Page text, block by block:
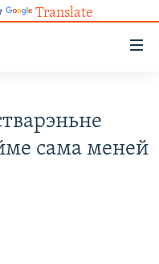
Translate
сама меней